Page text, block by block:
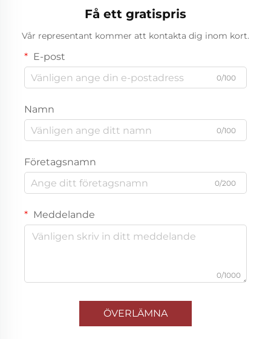
personlig anpassning
zinklegering
Få ett gratispris
Vår representant kommer att kontakta dig inom kort.
E-post
0/100
Namn
0/100
Företagsnamn
0/200
Meddelande
0/1000
ÖVERLÄMNA